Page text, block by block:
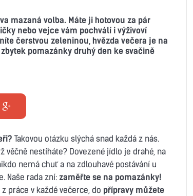
mazaná volba. Máte ji hotovou za pár
nebo vejce vám pochválí i výživoví
čerstvou zeleninou, hvězda večera je na
pomazánky druhý den ke svačině
Takovou otázku slýchá snad každá z nás.
věčně nestíháte? Dovezené jídlo je drahé, na
nemá chuť a na zdlouhavé postávání u
Naše rada zní:zaměřte se na pomazánky!
práce v každé večerce, do přípravy můžete